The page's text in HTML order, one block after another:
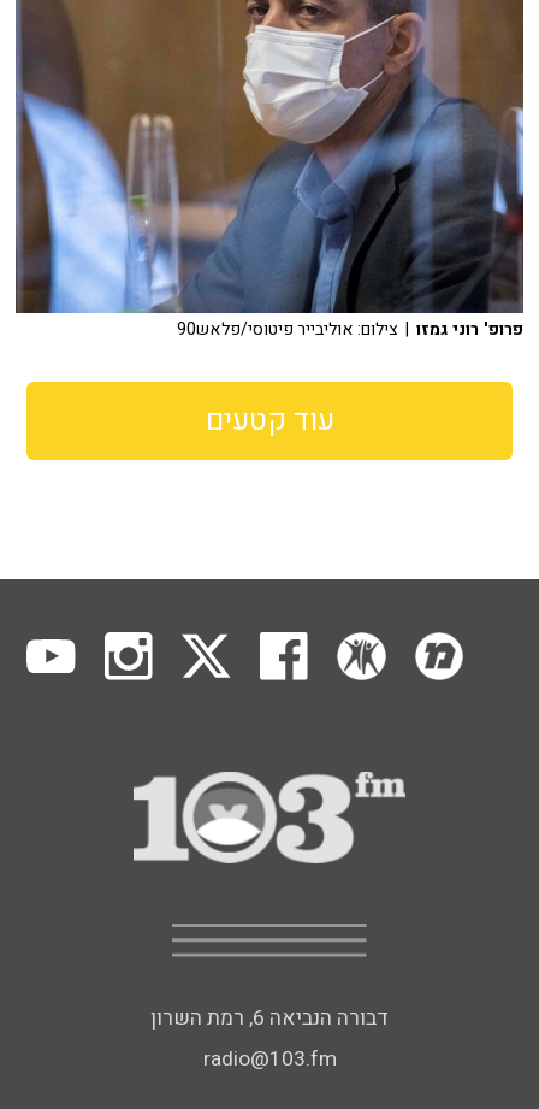
פרופ' רוני גמזו | צילום: אוליבייר פיטוסי/פלאש90
עוד קטעים
דבורה הנביאה 6, רמת השרון
radio@103.fm